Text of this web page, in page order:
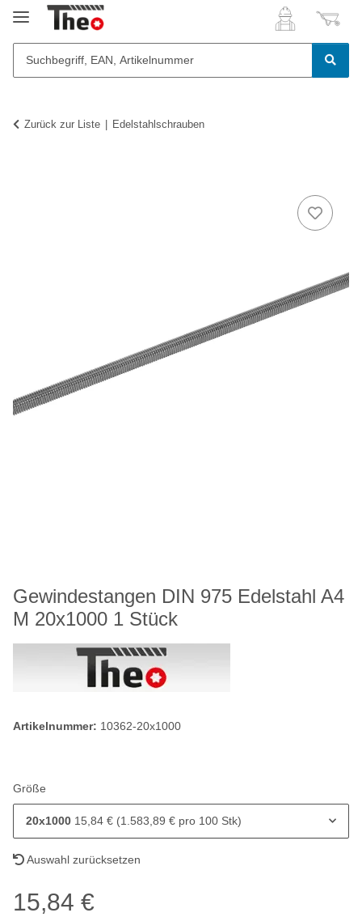
Zurück zur Liste Edelstahlschrauben
Gewindestangen DIN 975 Edelstahl A4
M 20x1000 1 Stück
Artikelnummer: 10362-20x1000
Größe
20x1000 15,84 € (1.583,89 € pro 100 Stk)
Auswahl zurücksetzen
15,84 €